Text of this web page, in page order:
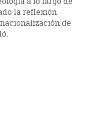
la reflexión
de